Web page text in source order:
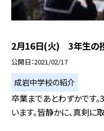
2月16日(火) 3年生の
公開日 2021/02/17
成岩中学校の紹介
卒業まであとわずかです
います。皆静かに、真剣に